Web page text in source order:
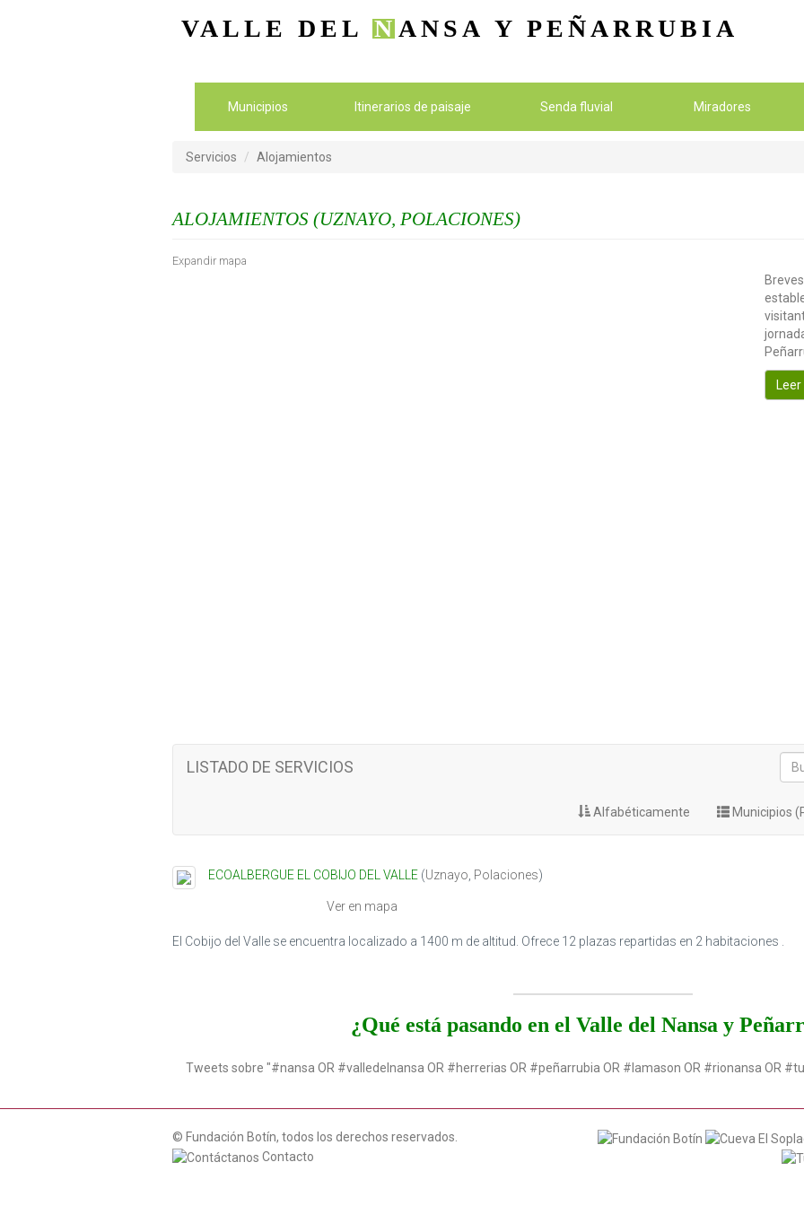
VALLE DEL NANSA Y PEÑARRUBIA
Municipios Itinerarios de paisaje Senda fluvial Miradores
Servicios Alojamientos
ALOJAMIENTOS (UZNAYO, POLACIONES)
Expandir mapa
LISTADO DE SERVICIOS
Alfabéticamente Municipios
ECOALBERGUE EL COBIJO DEL VALLE (Uznayo Polaciones)
Ver en mapa
El Cobijo del Valle se encuentra localizado a 1400 m de altitud. Ofrece 12 plazas repartidas en 2 habitaciones .
¿Qué está pasando en el Valle del Nansa y
Tweets sobre "#nansa OR #valledelnansa OR #herrerias OR #peñarrubia OR #lamason OR #rionansa OR
© Fundación Botín, todos los derechos reservados.
Contacto